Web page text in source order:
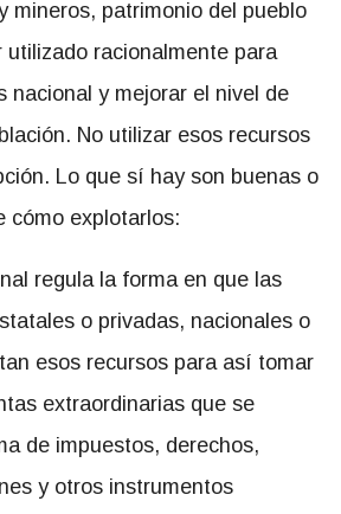
mineros, patrimonio del pueblo
utilizado racionalmente para
nacional y mejorar el nivel de
No utilizar esos recursos
Lo que sí hay son buenas o
cómo explotarlos:
regula la forma en que las
o privadas, nacionales o
esos recursos para así tomar
extraordinarias que se
de impuestos, derechos,
y otros instrumentos